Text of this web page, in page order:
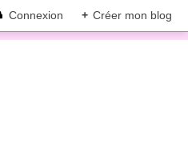
Connexion + Créer mon blog